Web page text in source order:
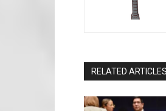
RELATED ARTICLES